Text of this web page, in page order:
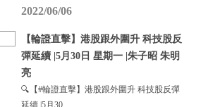
2022/06/06
【輪證直擊】港股跟外圍升 科技股反
彈延續 |5月30日 星期一 |朱子昭 朱明
亮
🔍【#輪證直擊】港股跟外圍升 科技股反彈